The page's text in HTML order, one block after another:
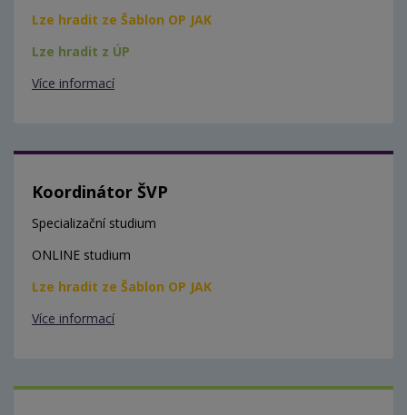
Lze hradit ze Šablon OP JAK
Lze hradit z ÚP
Více informací
Koordinátor ŠVP
Specializační studium
ONLINE studium
Lze hradit ze Šablon OP JAK
Více informací